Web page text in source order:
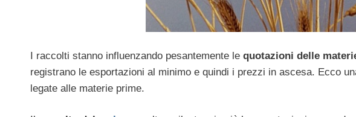
I raccolti stanno influenzando pesantemente le quotazioni delle
registrano le esportazioni al minimo e quindi i prezzi in ascesa. Ecco
legate alle materie prime.